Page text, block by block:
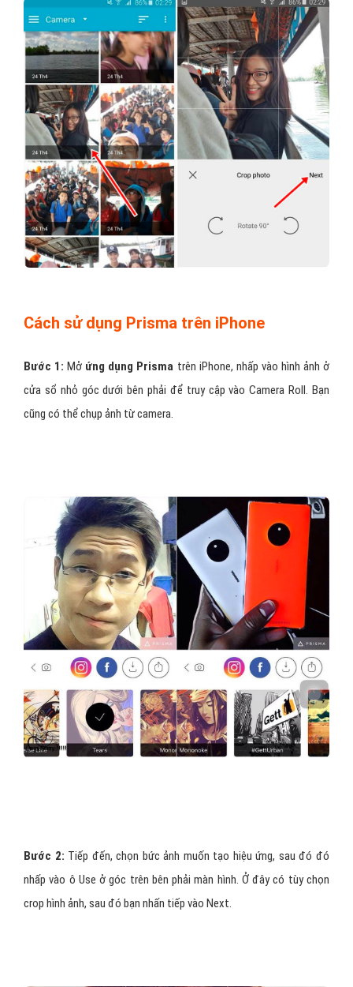
Cách sử dụng Prisma trên iPhone
Bước 1: Mở ứng dụng Prisma trên iPhone, nhấp vào hình ảnh ở
cửa sổ nhỏ góc dưới bên phải để truy cập vào Camera Roll. Bạn
cũng có thể chụp ảnh từ camera.
Bước 2: Tiếp đến, chọn bức ảnh muốn tạo hiệu ứng, sau đó đó
nhấp vào ô Use ở góc trên bên phải màn hình. Ở đây có tùy chọn
crop hình ảnh, sau đó bạn nhấn tiếp vào Next.